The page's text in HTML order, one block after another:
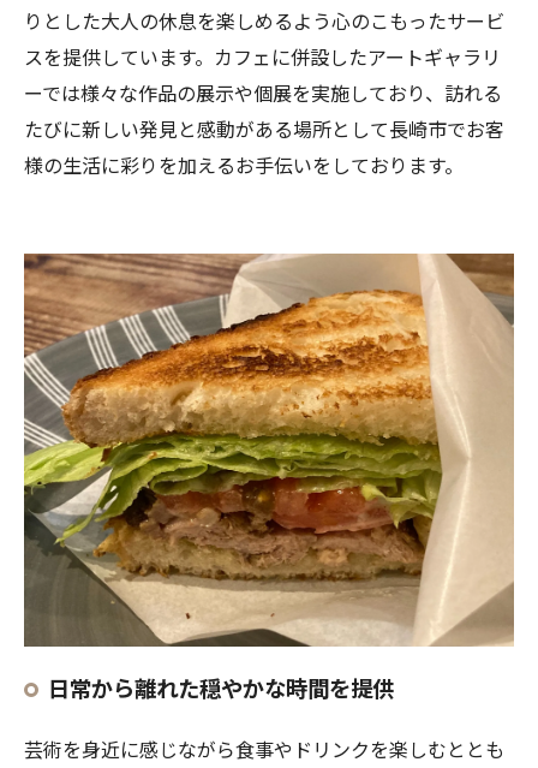
りとした大人の休息を楽しめるよう心のこもったサービ
スを提供しています。カフェに併設したアートギャラリ
ーでは様々な作品の展示や個展を実施しており、訪れる
たびに新しい発見と感動がある場所として長崎市でお客
様の生活に彩りを加えるお手伝いをしております。
日常から離れた穏やかな時間を提供
芸術を身近に感じながら食事やドリンクを楽しむととも